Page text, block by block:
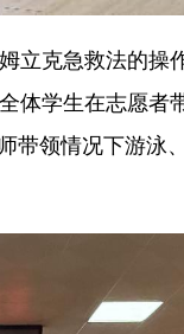
克急救法的操
体学生在志愿者
带领情况下游泳